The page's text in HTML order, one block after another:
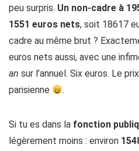
peu surpris. Un non-cadre à
1551 euros nets, soit 18617
cadre au même brut ?
euros nets aussi, avec une
an sur l’annuel. Six euros. Le
parisienne
.
Si tu es dans la fonction
légèrement moins : environ